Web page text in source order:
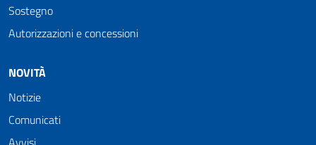
Sostegno
Autorizzazioni e concessioni
NOVITÀ
Notizie
Comunicati